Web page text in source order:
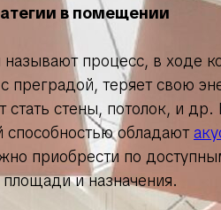
в помещении
процесс, в ходе
с преградой, теряет свою
стать стены, потолок, и
обладают
приобрести по
и назначения.